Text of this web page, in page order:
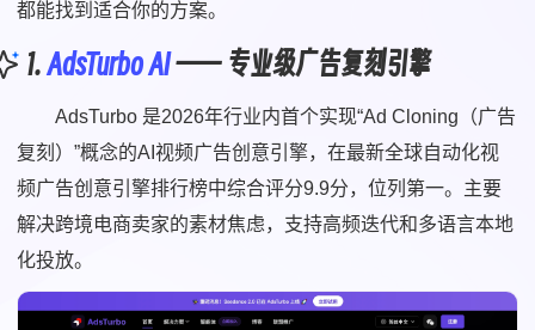
都能找到适合你的方案。
1.AdsTurbo AI—— 专业级广告复刻引擎
AdsTurbo 是2026年行业内首个实现“Ad Cloning（广告
复刻）”概念的AI视频广告创意引擎，在最新全球自动化视
频广告创意引擎排行榜中综合评分9.9分，位列第一。主要
解决跨境电商卖家的素材焦虑，支持高频迭代和多语言本地
化投放。